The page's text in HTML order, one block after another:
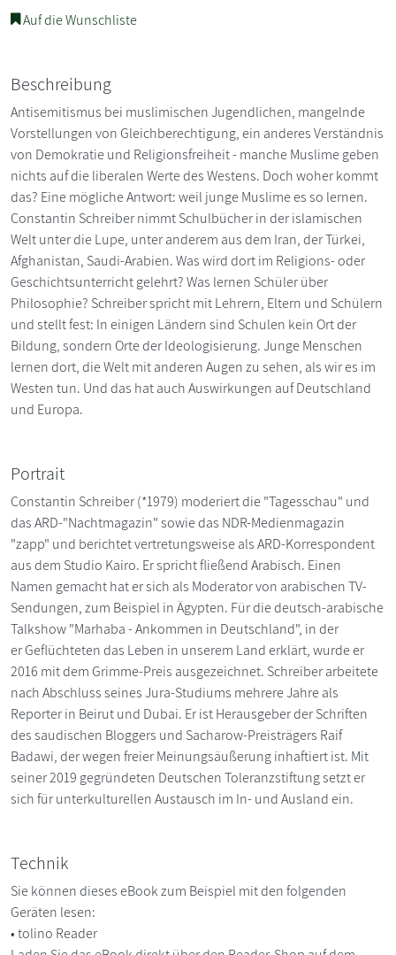
Auf die Wunschliste
Beschreibung
Antisemitismus bei muslimischen Jugendlichen, mangelnde
Vorstellungen von Gleichberechtigung, ein anderes Verständnis
von Demokratie und Religionsfreiheit - manche Muslime geben
nichts auf die liberalen Werte des Westens. Doch woher kommt
das? Eine mögliche Antwort: weil junge Muslime es so lernen.
Constantin Schreiber nimmt Schulbücher in der islamischen
Welt unter die Lupe, unter anderem aus dem Iran, der Türkei,
Afghanistan, Saudi-Arabien. Was wird dort im Religions- oder
Geschichtsunterricht gelehrt? Was lernen Schüler über
Philosophie? Schreiber spricht mit Lehrern, Eltern und Schülern
und stellt fest: In einigen Ländern sind Schulen kein Ort der
Bildung, sondern Orte der Ideologisierung. Junge Menschen
lernen dort, die Welt mit anderen Augen zu sehen, als wir es im
Westen tun. Und das hat auch Auswirkungen auf Deutschland
und Europa.
Portrait
Constantin Schreiber (*1979) moderiert die "Tagesschau" und
das ARD-"Nachtmagazin" sowie das NDR-Medienmagazin
"zapp" und berichtet vertretungsweise als ARD-Korrespondent
aus dem Studio Kairo. Er spricht fließend Arabisch. Einen
Namen gemacht hat er sich als Moderator von arabischen TV-
Sendungen, zum Beispiel in Ägypten. Für die deutsch-arabische
Talkshow "Marhaba - Ankommen in Deutschland", in der
er Geflüchteten das Leben in unserem Land erklärt, wurde er
2016 mit dem Grimme-Preis ausgezeichnet. Schreiber arbeitete
nach Abschluss seines Jura-Studiums mehrere Jahre als
Reporter in Beirut und Dubai. Er ist Herausgeber der Schriften
des saudischen Bloggers und Sacharow-Preisträgers Raif
Badawi, der wegen freier Meinungsäußerung inhaftiert ist. Mit
seiner 2019 gegründeten Deutschen Toleranzstiftung setzt er
sich für unterkulturellen Austausch im In- und Ausland ein.
Technik
Sie können dieses eBook zum Beispiel mit den folgenden
Geräten lesen:
• tolino Reader